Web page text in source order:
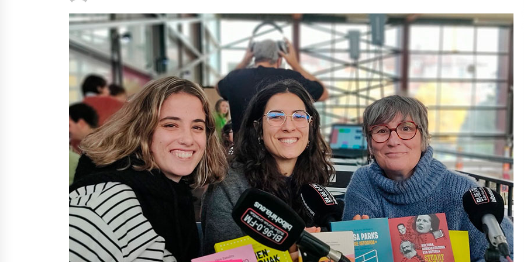
2026/07/16
POTTO: San Pedro jaietako bertso-
2026/07/09
Larunbatean Plentziako Itsas
Martxa ospatuko da
2026/07/07
Auritz Iñurrietaren margoak
ikusgai Uribitarte40 aretoan
2026/07/03
SOINUGELA: Paul McCartney eta
Ringo Starr-en lan berriak
2026/07/03